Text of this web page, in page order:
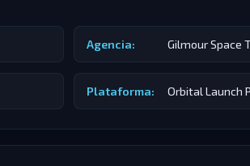
Agencia: Gilmour Space
Plataforma: Orbital Launch